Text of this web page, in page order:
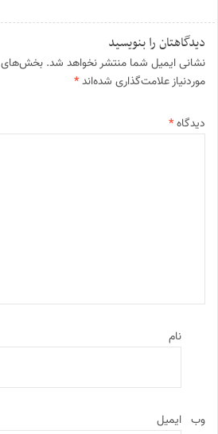
دیدگاهتان را بنویسید
نشانی ایمیل شما منتشر نخواهد شد. بخش‌های
موردنیاز علامت‌گذاری شده‌اند*
دیدگاه*
نام
ایمیل وب‌